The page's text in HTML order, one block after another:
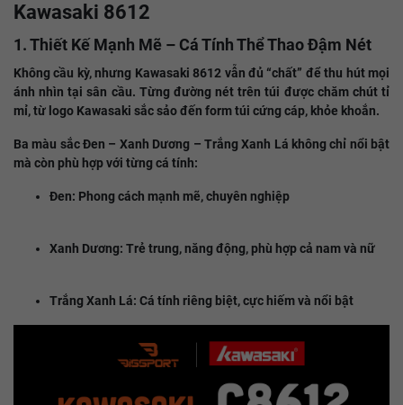
Kawasaki 8612
1. Thiết Kế Mạnh Mẽ – Cá Tính Thể Thao Đậm Nét
Không cầu kỳ, nhưng Kawasaki 8612 vẫn đủ “chất” để thu hút mọi
ánh nhìn tại sân cầu. Từng đường nét trên túi được chăm chút tỉ
mỉ, từ logo Kawasaki sắc sảo đến form túi cứng cáp, khỏe khoắn.
Ba màu sắc Đen – Xanh Dương – Trắng Xanh Lá không chỉ nổi bật
mà còn phù hợp với từng cá tính:
Đen: Phong cách mạnh mẽ, chuyên nghiệp
Xanh Dương: Trẻ trung, năng động, phù hợp cả nam và nữ
Trắng Xanh Lá: Cá tính riêng biệt, cực hiếm và nổi bật